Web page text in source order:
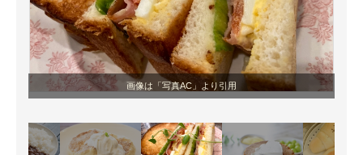
画像は「写真AC」より引用